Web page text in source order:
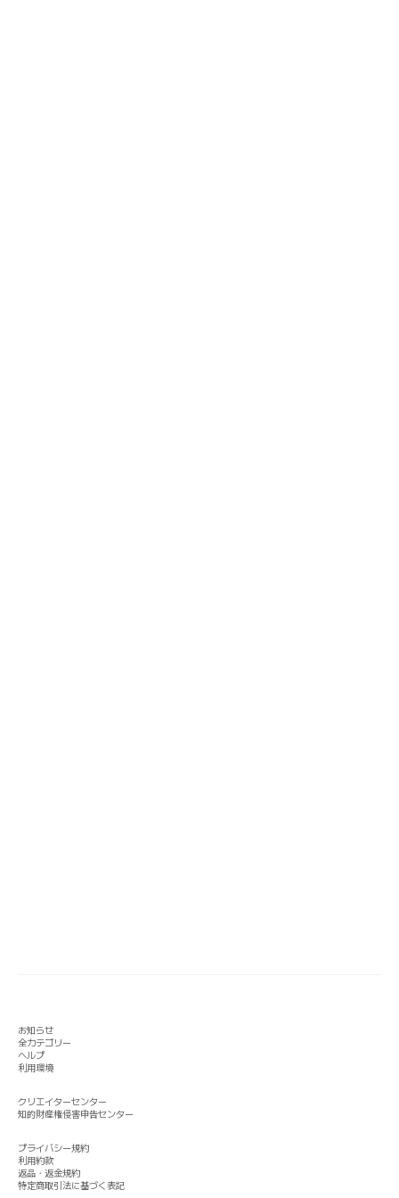
お知らせ
全カテゴリー
ヘルプ
利用環境
クリエイターセンター
知的財産権侵害申告センター
プライバシー規約
利用約款
返品・返金規約
特定商取引法に基づく表記